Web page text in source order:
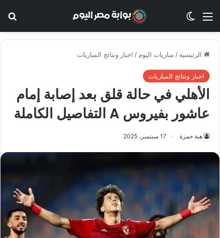
القائمة الوضع المظلم
الرئيسية / مباريات اليوم / اخبار ونتائج المباريات
اخبار ونتائج المباريات
الأهلي في حالة قلق بعد إصابة إمام
عاشور بفيروس A التفاصيل الكاملة
هبة حمزة 17 سبتمبر، 2025